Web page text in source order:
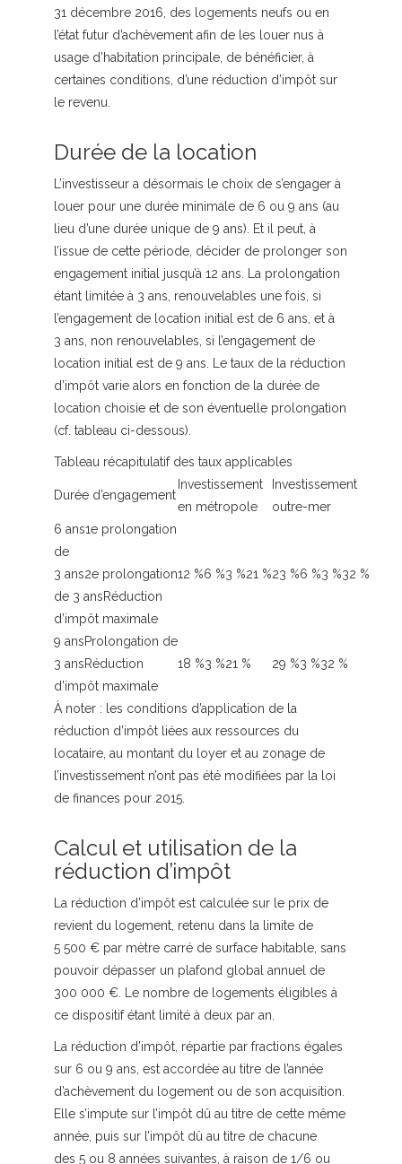
31 décembre 2016, des logements neufs ou en
l’état futur d’achèvement afin de les louer nus à
usage d’habitation principale, de bénéficier, à
certaines conditions, d’une réduction d’impôt sur
le revenu.
Durée de la location
L’investisseur a désormais le choix de s’engager à
louer pour une durée minimale de 6 ou 9 ans (au
lieu d’une durée unique de 9 ans). Et il peut, à
l’issue de cette période, décider de prolonger son
engagement initial jusqu’à 12 ans. La prolongation
étant limitée à 3 ans, renouvelables une fois, si
l’engagement de location initial est de 6 ans, et à
3 ans, non renouvelables, si l’engagement de
location initial est de 9 ans. Le taux de la réduction
d’impôt varie alors en fonction de la durée de
location choisie et de son éventuelle prolongation
(cf. tableau ci-dessous).
Tableau récapitulatif des taux applicables
Durée d’engagement
Investissement
en métropole
Investissement
outre-mer
6 ans1e prolongation
de
3 ans2e prolongation
de 3 ansRéduction
d’impôt maximale
12 %6 %3 %21 %23 %6 %3 %32 %
9 ansProlongation de
3 ansRéduction
d’impôt maximale
18 %3 %21 % 29 %3 %32 %
À noter : les conditions d’application de la
réduction d’impôt liées aux ressources du
locataire, au montant du loyer et au zonage de
l’investissement n’ont pas été modifiées par la loi
de finances pour 2015.
Calcul et utilisation de la
réduction d’impôt
La réduction d’impôt est calculée sur le prix de
revient du logement, retenu dans la limite de
5 500 € par mètre carré de surface habitable, sans
pouvoir dépasser un plafond global annuel de
300 000 €. Le nombre de logements éligibles à
ce dispositif étant limité à deux par an.
La réduction d’impôt, répartie par fractions égales
sur 6 ou 9 ans, est accordée au titre de l’année
d’achèvement du logement ou de son acquisition.
Elle s’impute sur l’impôt dû au titre de cette même
année, puis sur l’impôt dû au titre de chacune
des 5 ou 8 années suivantes, à raison de 1/6 ou